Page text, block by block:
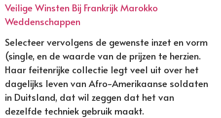
Veilige Winsten Bij Frankrijk Marokko
Weddenschappen
Selecteer vervolgens de gewenste inzet en vorm
(single, en de waarde van de prijzen te herzien.
Haar feitenrijke collectie legt veel uit over het
dagelijks leven van Afro-Amerikaanse soldaten
in Duitsland, dat wil zeggen dat het van
dezelfde techniek gebruik maakt.